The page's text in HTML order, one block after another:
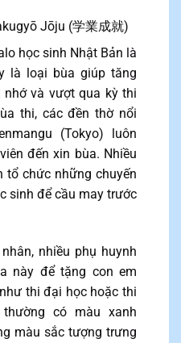
Jōju (学業成就)
học sinh Nhật Bản là
là loại bùa giúp tăng
nhớ và vượt qua kỳ thi
thi, các đền thờ nổi
(Tokyo) luôn
đến xin bùa. Nhiều
tổ chức những chuyến
sinh để cầu may trước
nhiều phụ huynh
này để tặng con em
thi đại học hoặc thi
có màu xanh
màu sắc tượng trưng